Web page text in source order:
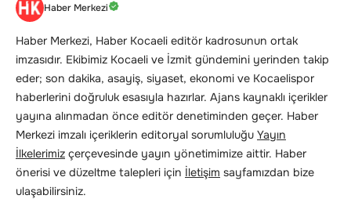
Haber Merkezi
Haber Merkezi, Haber Kocaeli editör kadrosunun ortak
imzasıdır. Ekibimiz Kocaeli ve İzmit gündemini yerinden takip
eder; son dakika, asayiş, siyaset, ekonomi ve Kocaelispor
haberlerini doğruluk esasıyla hazırlar. Ajans kaynaklı içerikler
yayına alınmadan önce editör denetiminden geçer. Haber
Merkezi imzalı içeriklerin editoryal sorumluluğu Yayın
İlkelerimiz çerçevesinde yayın yönetimimize aittir. Haber
önerisi ve düzeltme talepleri için İletişim sayfamızdan bize
ulaşabilirsiniz.